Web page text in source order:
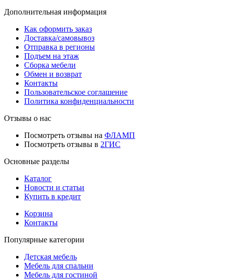
Дополнительная информация
Как оформить заказ
Доставка/самовывоз
Отправка в регионы
Подъем на этаж
Сборка мебели
Обмен и возврат
Контакты
Пользовательское соглашение
Политика конфиденциальности
Отзывы о нас
Посмотреть отзывы на ФЛАМП
Посмотреть отзывы в 2ГИС
Основные разделы
Каталог
Новости и статьи
Купить в кредит
Корзина
Контакты
Популярные категории
Детская мебель
Мебель для спальни
Мебель для гостиной